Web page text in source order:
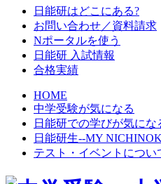
日能研はどこにある?
お問い合わせ／資料請求
Nポータルを使う
日能研 入試情報
合格実績
HOME
中学受験が気になる
日能研での学びが気にな
日能研生--MY
テスト・イベントについ